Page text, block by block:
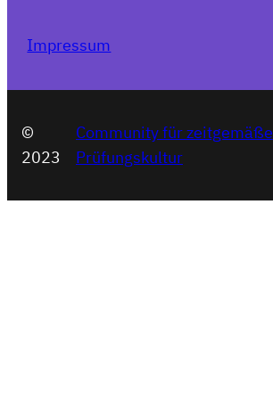
Impressum
©
2023
Community für zeitgemäße
Prüfungskultur